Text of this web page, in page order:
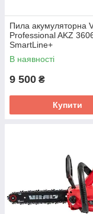
Пила акумуляторна
Professional AKZ
SmartLine+
В наявності
9 500 ₴
Купити